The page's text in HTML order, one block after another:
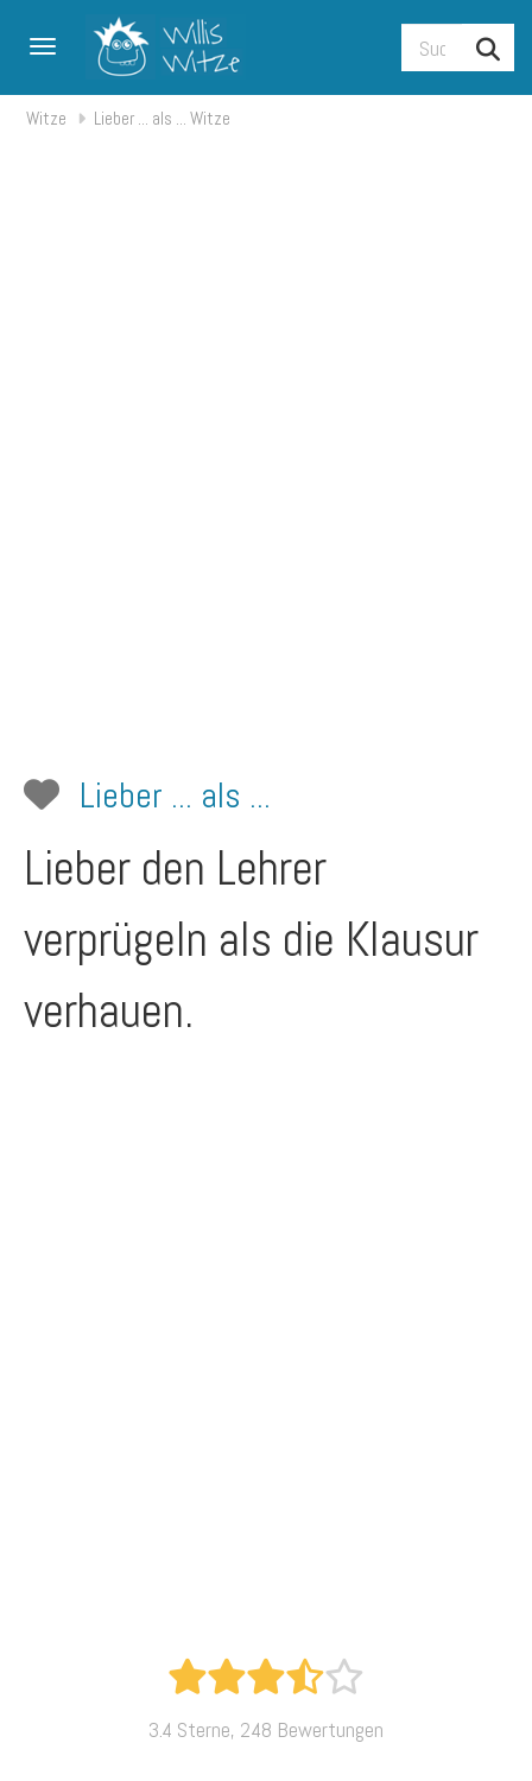
Toggle navigation
Witze Lieber ... als ... Witze
Lieber ... als ...
Lieber den Lehrer
verprügeln als die Klausur
verhauen.
3.4 Sterne, 248 Bewertungen